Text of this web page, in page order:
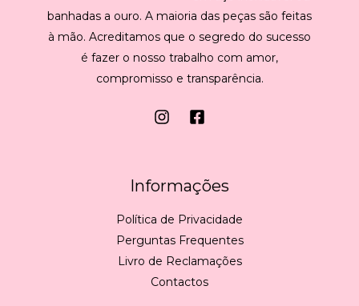
banhadas a ouro. A maioria das peças são feitas
à mão. Acreditamos que o segredo do sucesso
é fazer o nosso trabalho com amor,
compromisso e transparência.
Informações
Política de Privacidade
Perguntas Frequentes
Livro de Reclamações
Contactos